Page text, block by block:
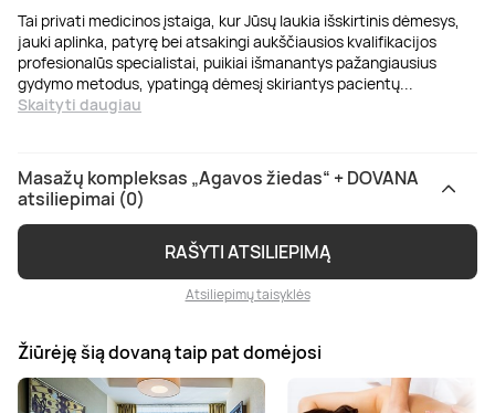
Tai privati medicinos įstaiga, kur Jūsų laukia išskirtinis dėmesys,
jauki aplinka, patyrę bei atsakingi aukščiausios kvalifikacijos
profesionalūs specialistai, puikiai išmanantys pažangiausius
gydymo metodus, ypatingą dėmesį skiriantys pacientų
Skaityti daugiau
Masažų kompleksas „Agavos žiedas“ + DOVANA
atsiliepimai (0)
RAŠYTI ATSILIEPIMĄ
Atsiliepimų taisyklės
Žiūrėję šią dovaną taip pat domėjosi